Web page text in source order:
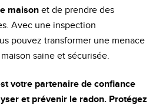
maison et de prendre des
Avec une inspection
pouvez transformer une menace
saine et sécurisée.
votre partenaire de confiance
et prévenir le radon. Protégez